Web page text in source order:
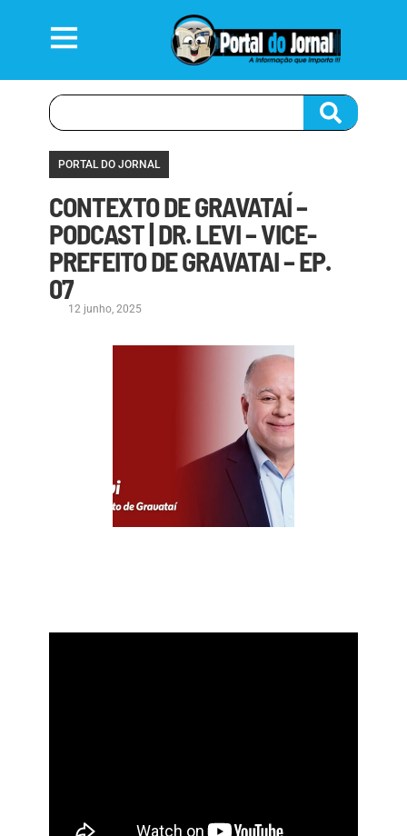
PORTAL DO JORNAL
CONTEXTO DE GRAVATAÍ –
PODCAST | DR. LEVI – VICE-
PREFEITO DE GRAVATAI – EP.
07
12 junho, 2025